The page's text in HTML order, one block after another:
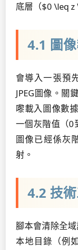
底層（$0 \leq z
4.1 圖
會導入一張預
JPEG圖像。關
嚟載入圖像數
一個灰階值（0
圖像已經係灰
射。
4.2 技
腳本會清除全
本地目錄（例